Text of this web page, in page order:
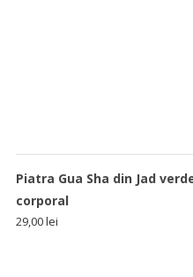
Piatra Gua Sha din Jad
corporal
29,00lei